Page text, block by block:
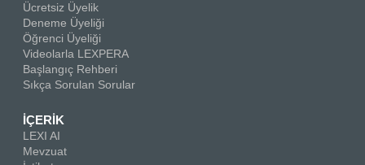
Ücretsiz Üyelik
Deneme Üyeliği
Öğrenci Üyeliği
Videolarla LEXPERA
Başlangıç Rehberi
Sıkça Sorulan Sorular
İÇERİK
LEXI AI
Mevzuat